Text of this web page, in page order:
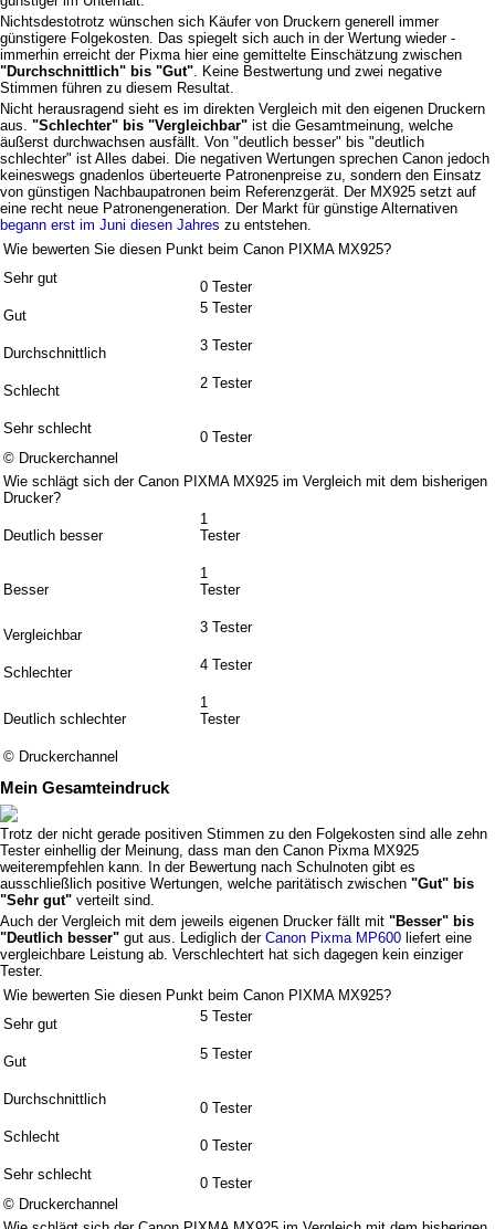
Nichtsdestotrotz wünschen sich Käufer von Druckern generell immer
günstigere Folgekosten. Das spiegelt sich auch in der Wertung wieder -
immerhin erreicht der Pixma hier eine gemittelte Einschätzung zwischen
"Durchschnittlich" bis "Gut". Keine Bestwertung und zwei negative
Stimmen führen zu diesem Resultat.
Nicht herausragend sieht es im direkten Vergleich mit den eigenen Druckern
aus. "Schlechter" bis "Vergleichbar" ist die Gesamtmeinung, welche
äußerst durchwachsen ausfällt. Von "deutlich besser" bis "deutlich
schlechter" ist Alles dabei. Die negativen Wertungen sprechen Canon jedoch
keineswegs gnadenlos überteuerte Patronenpreise zu, sondern den Einsatz
von günstigen Nachbaupatronen beim Referenzgerät. Der MX925 setzt auf
eine recht neue Patronengeneration. Der Markt für günstige Alternativen
begann erst im Juni diesen Jahres zu entstehen.
Wie bewerten Sie diesen Punkt beim Canon PIXMA MX925?
Sehr gut
0 Tester
Gut
5 Tester
Durchschnittlich 3 Tester
Schlecht 2 Tester
Sehr schlecht
0 Tester
© Druckerchannel
Wie schlägt sich der Canon PIXMA MX925 im Vergleich mit dem bisherigen
Drucker?
Deutlich besser
1
Tester
Besser
1
Tester
Vergleichbar 3 Tester
Schlechter 4 Tester
Deutlich schlechter
1
Tester
© Druckerchannel
Mein Gesamteindruck
Trotz der nicht gerade positiven Stimmen zu den Folgekosten sind alle zehn
Tester einhellig der Meinung, dass man den Canon Pixma MX925
weiterempfehlen kann. In der Bewertung nach Schulnoten gibt es
ausschließlich positive Wertungen, welche paritätisch zwischen "Gut" bis
"Sehr gut" verteilt sind.
Auch der Vergleich mit dem jeweils eigenen Drucker fällt mit "Besser" bis
"Deutlich besser" gut aus. Lediglich der Canon Pixma MP600 liefert eine
vergleichbare Leistung ab. Verschlechtert hat sich dagegen kein einziger
Tester.
Wie bewerten Sie diesen Punkt beim Canon PIXMA MX925?
Sehr gut
5 Tester
Gut 5 Tester
Durchschnittlich
0 Tester
Schlecht
0 Tester
Sehr schlecht
0 Tester
© Druckerchannel